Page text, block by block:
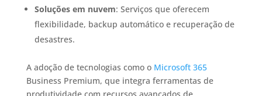
Soluções em nuvem: Serviços que oferecem
flexibilidade, backup automático e recuperação de
desastres.​
A adoção de tecnologias como o Microsoft 365
Business Premium, que integra ferramentas de